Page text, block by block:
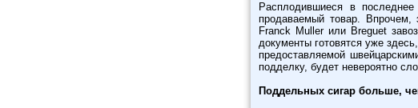
Расплодившиеся в
продаваемый товар. Впрочем,
Franck Muller или Breguet
документы готовятся уже
предоставляемой
подделку, будет невероятно
Поддельных сигар больше,